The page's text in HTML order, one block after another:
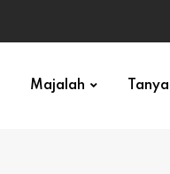
Majalah